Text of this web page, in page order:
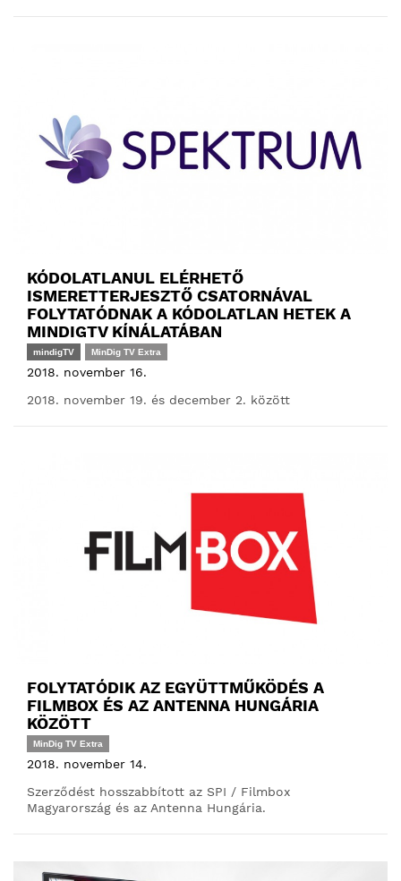
KÓDOLATLANUL ELÉRHETŐ
ISMERETTERJESZTŐ CSATORNÁVAL
FOLYTATÓDNAK A KÓDOLATLAN HETEK A
MINDIGTV KÍNÁLATÁBAN
mindigTV MinDig TV Extra
2018. november 16.
2018. november 19. és december 2. között
FOLYTATÓDIK AZ EGYÜTTMŰKÖDÉS A
FILMBOX ÉS AZ ANTENNA HUNGÁRIA
KÖZÖTT
MinDig TV Extra
2018. november 14.
Szerződést hosszabbított az SPI / Filmbox
Magyarország és az Antenna Hungária.